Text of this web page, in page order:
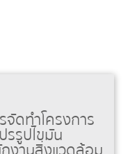
จัดทำโครงการ
รรูปไขมัน